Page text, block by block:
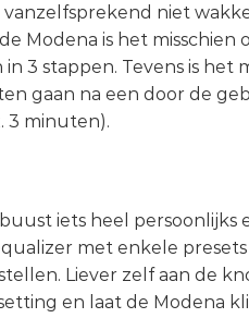
niet
Modena is het
3 stappen. Tevens is het
gaan na een door de
3 minuten).
iets heel persoonlijks
met enkele
Liever zelf aan de
en laat de Modena